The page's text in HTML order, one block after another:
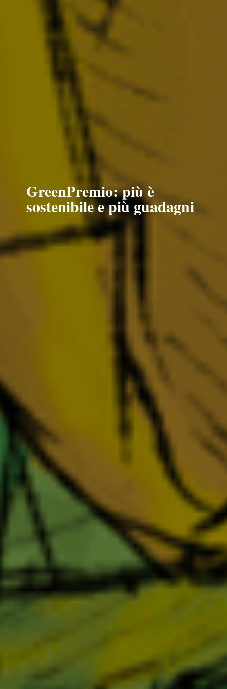
GreenPremio: più è
sostenibile e più guadagni